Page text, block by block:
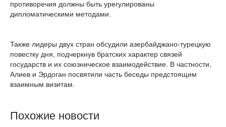
противоречия должны быть урегулированы
дипломатическими методами.
Также лидеры двух стран обсудили азербайджано-турецкую
повестку дня, подчеркнув братских характер связей
государств и их союзническое взаимодействие. В частности,
Алиев и Эрдоган посвятили часть беседы предстоящим
взаимным визитам.
Похожие новости